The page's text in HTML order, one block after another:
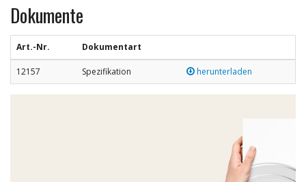
Dokumente
Art.-Nr. Dokumentart
12157 Spezifikation herunterladen